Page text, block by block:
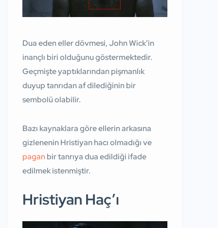
Dua eden eller dövmesi, John Wick’in
inançlı biri olduğunu göstermektedir.
Geçmişte yaptıklarından pişmanlık
duyup tanrıdan af dilediğinin bir
sembolü olabilir.
Bazı kaynaklara göre ellerin arkasına
gizlenenin Hristiyan hacı olmadığı ve
paganbir tanrıya dua edildiği ifade
edilmek istenmiştir.
Hristiyan Haç’ı